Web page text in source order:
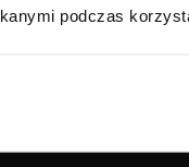
podczas